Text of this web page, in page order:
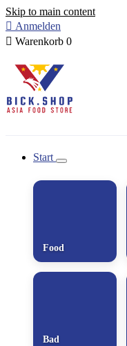
Skip to main content
 Anmelden
 Warenkorb 0
Start
Food
Bad